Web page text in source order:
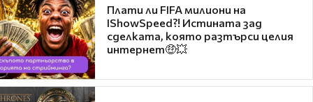
Плати ли FIFA милиони на
IShowSpeed?! Истината зад
сделката, която разтърси целия
интернет🤑💥